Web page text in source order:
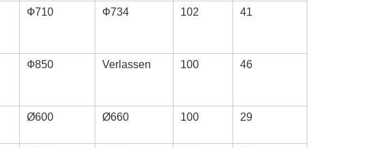
Ф710 Ф734 102 41
Ф850 Verlassen 100 46
Ø600 Ø660 100 29